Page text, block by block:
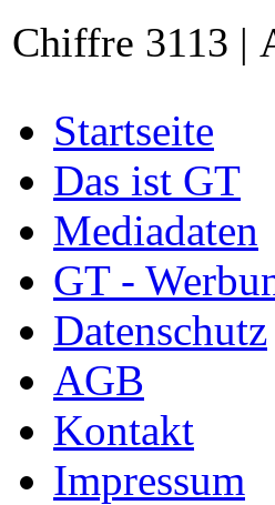
Chiffre 3113 |
Startseite
Das ist GT
Mediadaten
GT -
Datenschutz
AGB
Kontakt
Impressum